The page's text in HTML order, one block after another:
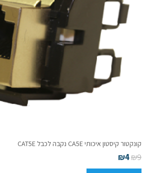
קונקטור קיסטון איכותי CA5E נקבה לכבל CAT5E
₪9
₪4